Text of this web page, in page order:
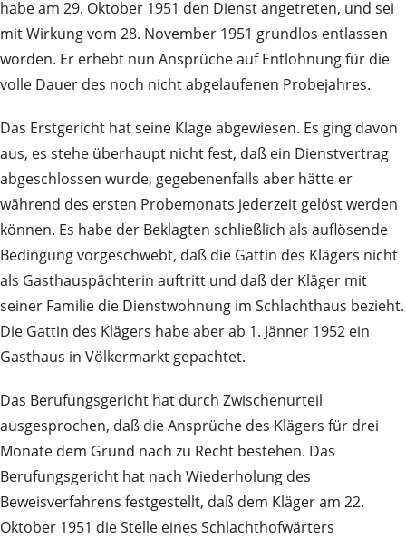
habe am 29. Oktober 1951 den Dienst angetreten, und sei
mit Wirkung vom 28. November 1951 grundlos entlassen
worden. Er erhebt nun Ansprüche auf Entlohnung für die
volle Dauer des noch nicht abgelaufenen Probejahres.
Das Erstgericht hat seine Klage abgewiesen. Es ging davon
aus, es stehe überhaupt nicht fest, daß ein Dienstvertrag
abgeschlossen wurde, gegebenenfalls aber hätte er
während des ersten Probemonats jederzeit gelöst werden
können. Es habe der Beklagten schließlich als auflösende
Bedingung vorgeschwebt, daß die Gattin des Klägers nicht
als Gasthauspächterin auftritt und daß der Kläger mit
seiner Familie die Dienstwohnung im Schlachthaus bezieht.
Die Gattin des Klägers habe aber ab 1. Jänner 1952 ein
Gasthaus in Völkermarkt gepachtet.
Das Berufungsgericht hat durch Zwischenurteil
ausgesprochen, daß die Ansprüche des Klägers für drei
Monate dem Grund nach zu Recht bestehen. Das
Berufungsgericht hat nach Wiederholung des
Beweisverfahrens festgestellt, daß dem Kläger am 22.
Oktober 1951 die Stelle eines Schlachthofwärters